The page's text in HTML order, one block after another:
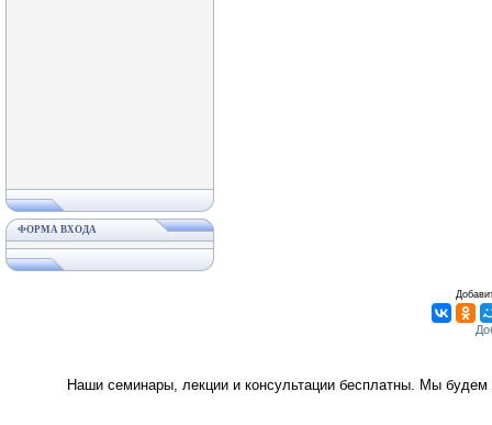
ФОРМА ВХОДА
Наши семинары, лекции и консультации бесплатны. Мы